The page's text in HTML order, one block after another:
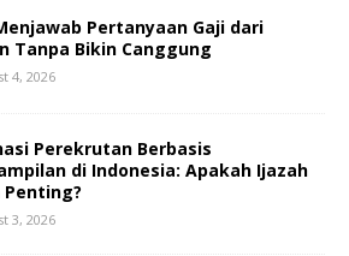
Pertanyaan Gaji dari
Tanpa Bikin Canggung
4, 2026
Perekrutan Berbasis
di Indonesia: Apakah Ijazah
Penting?
3, 2026